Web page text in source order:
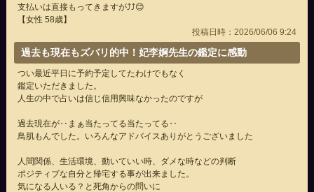
支払いは直接もってきますが⤴️⤴️😊
【女性 58歳】
投稿日時：2026/06/06 9:24
過去も現在もズバリ的中！妃李婀先生の鑑定に感動
つい最近平日に予約予定してたわけでもなく
鑑定いただきました。
人生の中で占いは信じ信用興味なかったのですが
過去現在が‥まぁ当たってる当たってる‥
鳥肌もんでした。いろんなアドバイスありがとうございました
人間関係、生活環境、動いていい時、ダメな時などの判断
ポジティブな自分と帰宅する事が出来ました。
気になる人いる？と死角からの問いに